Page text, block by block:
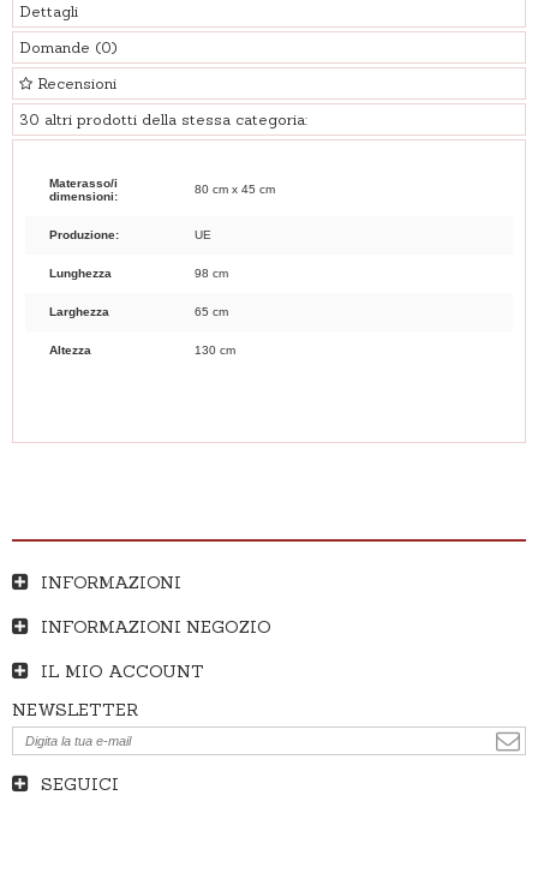
Dettagli
Domande (0)
Recensioni
30 altri prodotti della stessa categoria:
Materasso/i
dimensioni:
80 cm x 45 cm
Produzione: UE
Lunghezza 98 cm
Larghezza 65 cm
Altezza 130 cm
INFORMAZIONI
INFORMAZIONI NEGOZIO
IL MIO ACCOUNT
NEWSLETTER
SEGUICI